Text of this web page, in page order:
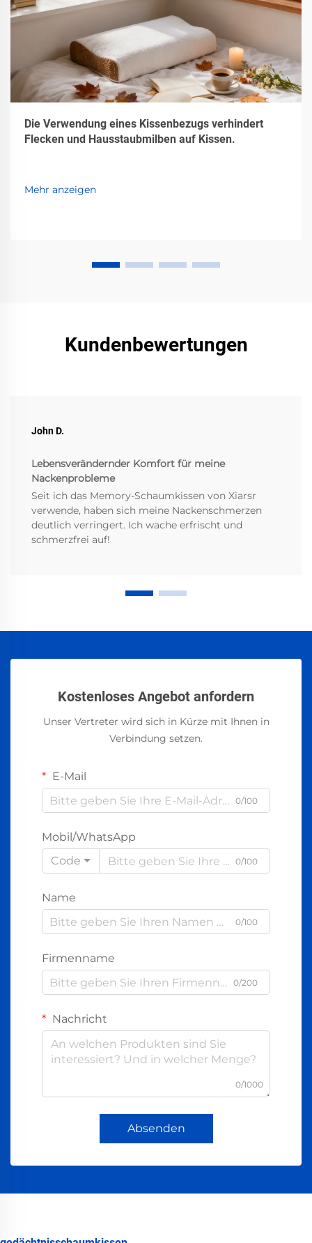
Die Verwendung eines Kissenbezugs verhindert
Flecken und Hausstaubmilben auf Kissen.
Mehr anzeigen
Kundenbewertungen
John D.
Lebensverändernder Komfort für meine
Nackenprobleme
Seit ich das Memory-Schaumkissen von Xiarsr
verwende, haben sich meine Nackenschmerzen
deutlich verringert. Ich wache erfrischt und
schmerzfrei auf!
Kostenloses Angebot anfordern
Unser Vertreter wird sich in Kürze mit Ihnen in
Verbindung setzen.
E-Mail
0/100
Mobil/WhatsApp
Code
0/100
Name
0/100
Firmenname
0/200
Nachricht
0/1000
Absenden